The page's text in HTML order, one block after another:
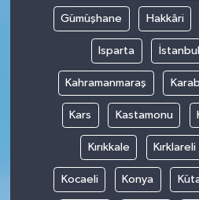
Gümüşhane Hakkâri
Isparta İstanbul
Kahramanmaraş
Kars Kastamonu
Kırıkkale Kırklareli
Kocaeli Konya